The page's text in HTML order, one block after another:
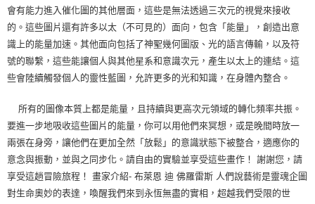
會有能力進入催化圖的其他層面，這些是無法透過三次元的視覺來接收
的。這些圖片還有許多以太（不可見的）面向，包含「能量」，創造出意
識上的能量加速。其他面向包括了神聖幾何圖版、光的語言傳輸，以及符
號的聯繫，這些能讓個人與其他星系和意識次元，產生以太上的連結。這
些會陸續觸發個人的靈性藍圖，允許更多的光和知識，在身體內整合。
所有的圖像本質上都是能量，且持續與更高次元領域的轉化頻率共振。
要進一步地吸收這些圖片的能量，你可以用他們來冥想，或是晚間時放一
兩張在身旁，讓他們在更加全然「放鬆」的意識狀態下被整合，適應你的
意念與振動，並與之同步化。請自由的實驗並享受這些畫作！ 謝謝您，請
享受這趟冒險旅程！ 畫家介紹- 布萊恩 迪 佛羅雷斯 人們說藝術是靈魂企圖
對生命奧妙的表達，喚醒我們來到永恆無盡的實相，超越我們受限的世